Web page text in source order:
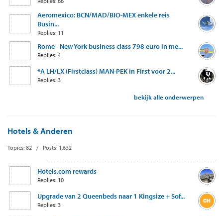
Aeromexico: BCN/MAD/BIO-MEX enkele reis
Busin...
Replies: 11
Rome - New York business class 798 euro in me...
Replies: 4
*A LH/LX (Firstclass) MAN-PEK in First voor 2...
Replies: 3
bekijk alle onderwerpen
Hotels & Anderen
Topics: 82 / Posts: 1,632
Hotels.com rewards
Replies: 10
Upgrade van 2 Queenbeds naar 1 Kingsize + Sof...
Replies: 3